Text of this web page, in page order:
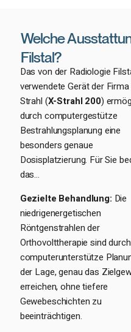
Welche
Filstal?
Das von der Radiologie
verwendete Gerät der Firma
Strahl (X-Strahl 200)
durch computergestütze
Bestrahlungsplanung eine
besonders genaue
Dosisplatzierung. Für Sie
das…
Gezielte Behandlung: Die
niedrigenergetischen
Röntgenstrahlen der
Orthovolttherapie sind
computerunterstütze
der Lage, genau das
erreichen, ohne tiefere
Gewebeschichten zu
beeinträchtigen.